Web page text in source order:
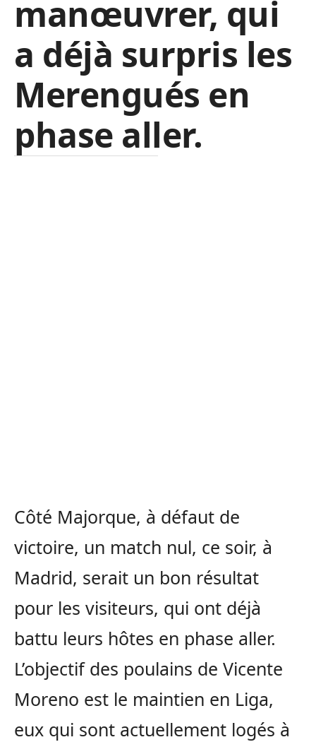
manœuvrer, qui
a déjà surpris les
Merengués en
phase aller.
Côté Majorque, à défaut de
victoire, un match nul, ce soir, à
Madrid, serait un bon résultat
pour les visiteurs, qui ont déjà
battu leurs hôtes en phase aller.
L’objectif des poulains de Vicente
Moreno est le maintien en Liga,
eux qui sont actuellement logés à